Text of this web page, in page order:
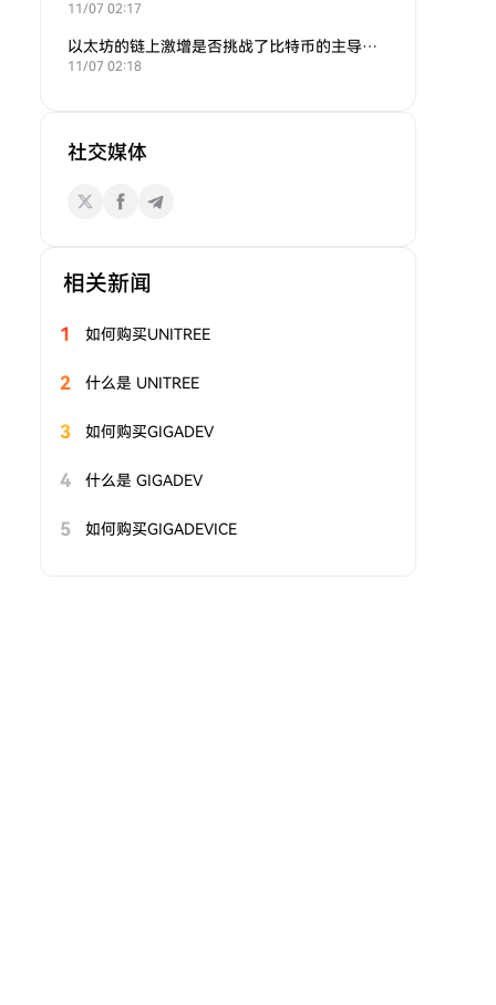
11/07 02:17
以太坊的链上激增是否挑战了比特币的主导地位？
11/07 02:18
社交媒体
相关新闻
1 如何购买UNITREE
2 什么是 UNITREE
3 如何购买GIGADEV
4 什么是 GIGADEV
5 如何购买GIGADEVICE